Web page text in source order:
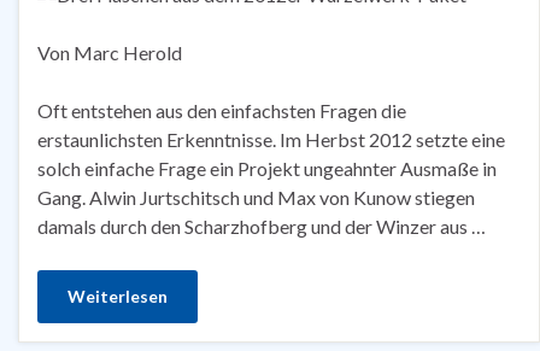
Von Marc Herold
Oft entstehen aus den einfachsten Fragen die
erstaunlichsten Erkenntnisse. Im Herbst 2012 setzte eine
solch einfache Frage ein Projekt ungeahnter Ausmaße in
Gang. Alwin Jurtschitsch und Max von Kunow stiegen
damals durch den Scharzhofberg und der Winzer aus …
Weiterlesen